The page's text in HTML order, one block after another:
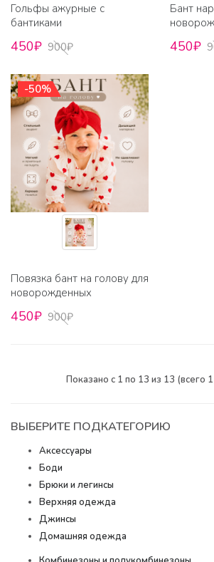
Гольфы ажурные с
бантиками
450₽ 900₽
Бант
450₽
-50%
Повязка бант на голову для
новорожденных
450₽ 900₽
Показано с 1 по 13 из 13 (всего
ВЫБЕРИТЕ ПОДКАТЕГОРИЮ
Аксессуары
Боди
Брюки и легинсы
Верхняя одежда
Джинсы
Домашняя одежда